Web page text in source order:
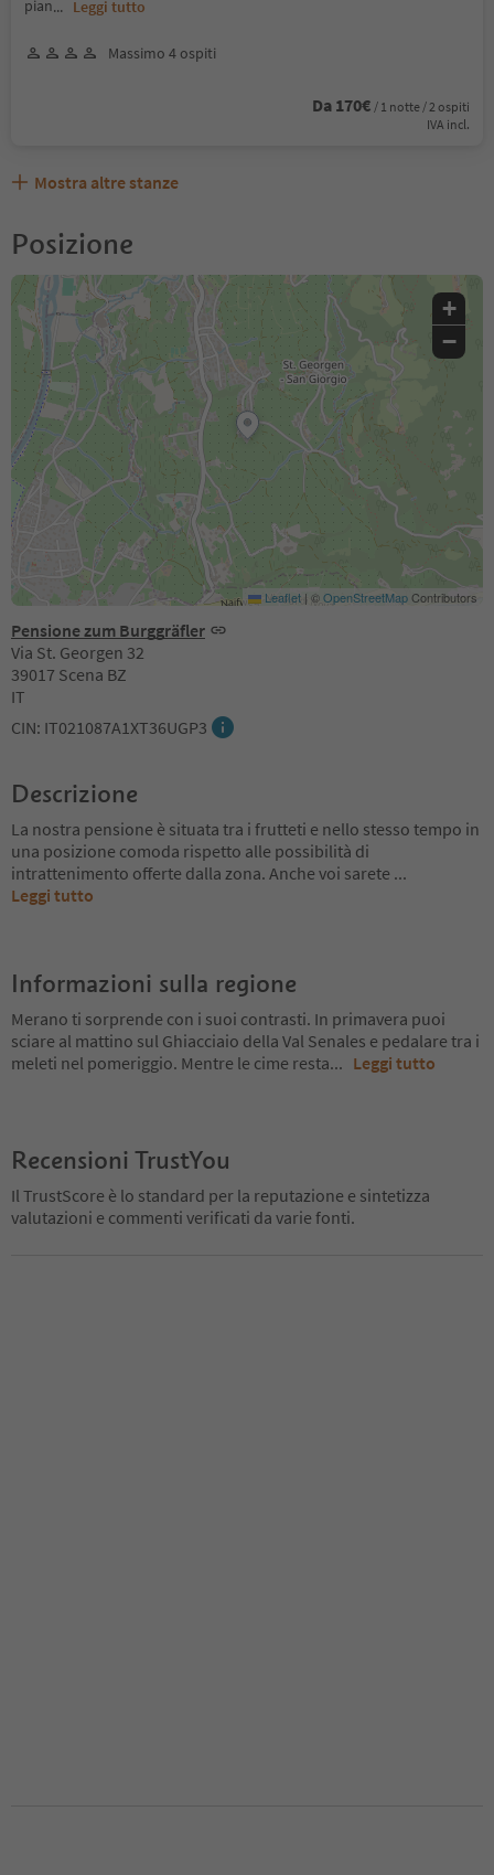
pian... Leggi tutto
Massimo 4 ospiti
Da 170€ / 1 notte / 2 ospiti
IVA incl.
Mostra altre stanze
Posizione
Pensione zum Burggräfler
Via St. Georgen 32
39017 Scena BZ
IT
CIN: IT021087A1XT36UGP3
+
−
Leaflet | ©OpenStreetMapContributors
Descrizione
La nostra pensione è situata tra i frutteti e nello stesso tempo in
una posizione comoda rispetto alle possibilità di
intrattenimento offerte dalla zona. Anche voi sarete ...
Leggi tutto
Informazioni sulla regione
Merano ti sorprende con i suoi contrasti. In primavera puoi
sciare al mattino sul Ghiacciaio della Val Senales e pedalare tra i
meleti nel pomeriggio. Mentre le cime resta... Leggi tutto
Recensioni TrustYou
Il TrustScore è lo standard per la reputazione e sintetizza
valutazioni e commenti verificati da varie fonti.